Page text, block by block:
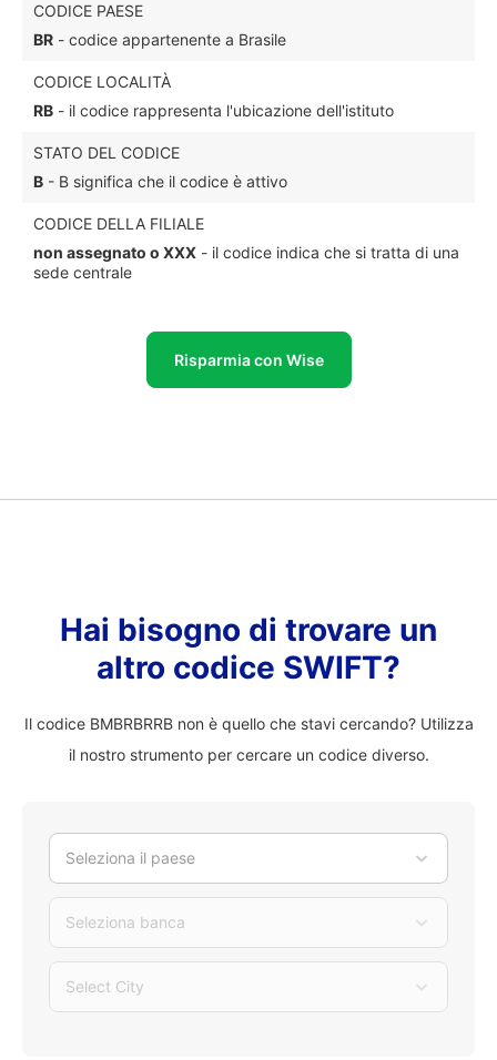
CODICE PAESE
BR - codice appartenente a Brasile
CODICE LOCALITÀ
RB - il codice rappresenta l'ubicazione dell'istituto
STATO DEL CODICE
B - B significa che il codice è attivo
CODICE DELLA FILIALE
non assegnato o XXX - il codice indica che si tratta di una
sede centrale
Risparmia con Wise
Hai bisogno di trovare un
altro codice SWIFT?
Il codice BMBRBRRB non è quello che stavi cercando? Utilizza
il nostro strumento per cercare un codice diverso.
Seleziona il paese
Seleziona banca
Select City